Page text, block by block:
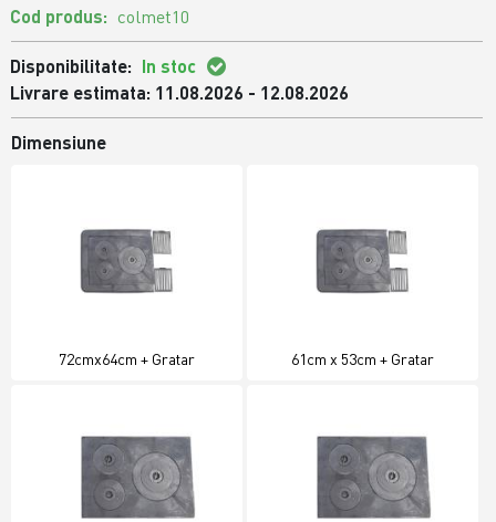
Cod produs: colmet10
Disponibilitate: In stoc
Livrare estimata: 11.08.2026 - 12.08.2026
Dimensiune
72cmx64cm + Gratar 61cm x 53cm + Gratar